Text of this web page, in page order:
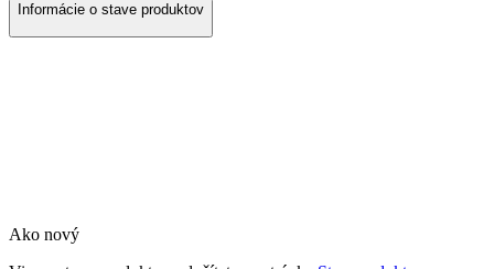
Informácie o stave produktov
Ako nový